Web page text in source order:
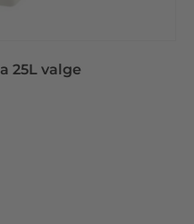
25L valge